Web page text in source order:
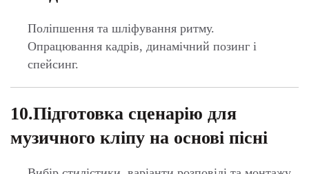
дипломного аніматика музичного
кліпу
оповіді.
Вибір стилістики графіки для фінального проєкту.